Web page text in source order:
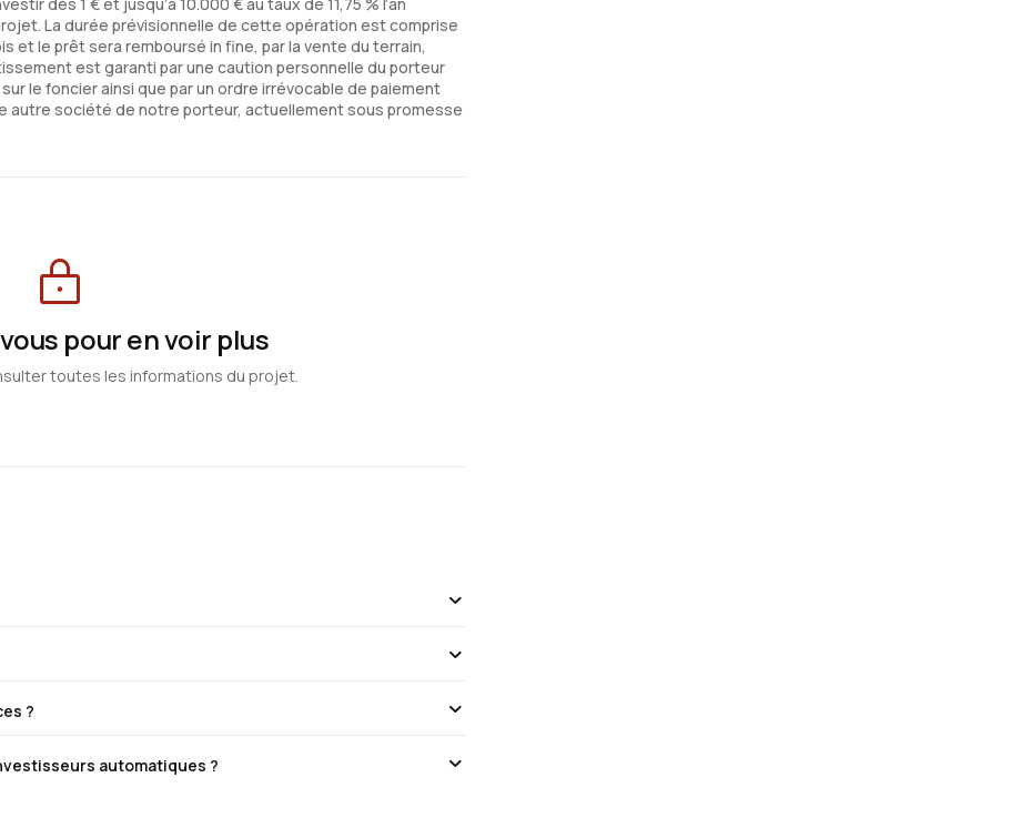
dès 1 € et jusqu’à 10.000 € au taux de 11,75 % l’an
La durée prévisionnelle de cette opération est comprise
et le prêt sera remboursé in fine, par la vente du terrain,
est garanti par une caution personnelle du porteur
le foncier ainsi que par un ordre irrévocable de paiement
autre société de notre porteur, actuellement sous promesse
pour en voir plus
toutes les informations du projet.
?
automatiques ?